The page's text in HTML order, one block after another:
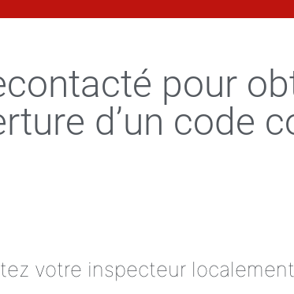
pour
d’un code
votre inspecteur localement.